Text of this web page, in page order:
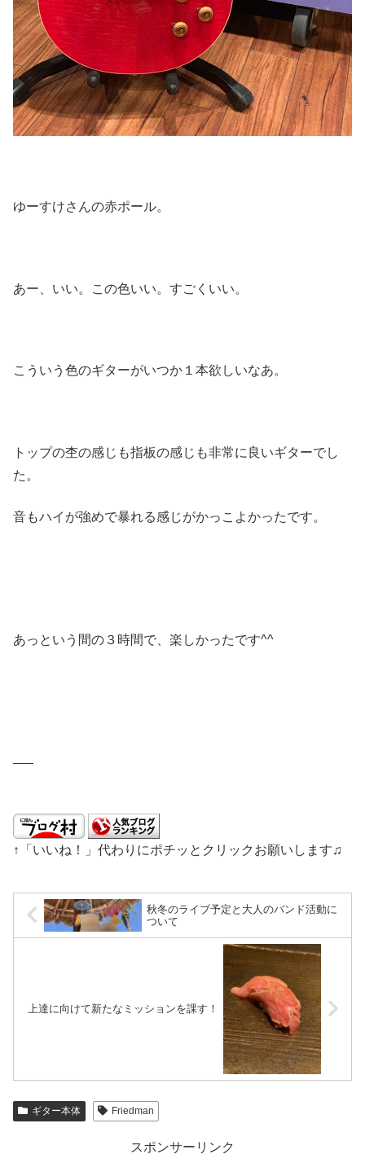
ゆーすけさんの赤ポール。
あー、いい。この色いい。すごくいい。
こういう色のギターがいつか１本欲しいなあ。
トップの杢の感じも指板の感じも非常に良いギターでし
た。
音もハイが強めで暴れる感じがかっこよかったです。
あっという間の３時間で、楽しかったです^^
—–
↑「いいね！」代わりにポチッとクリックお願いします♫
秋冬のライブ予定と大人のバンド活動に
ついて
上達に向けて新たなミッションを課す！
ギター本体 Friedman
スポンサーリンク